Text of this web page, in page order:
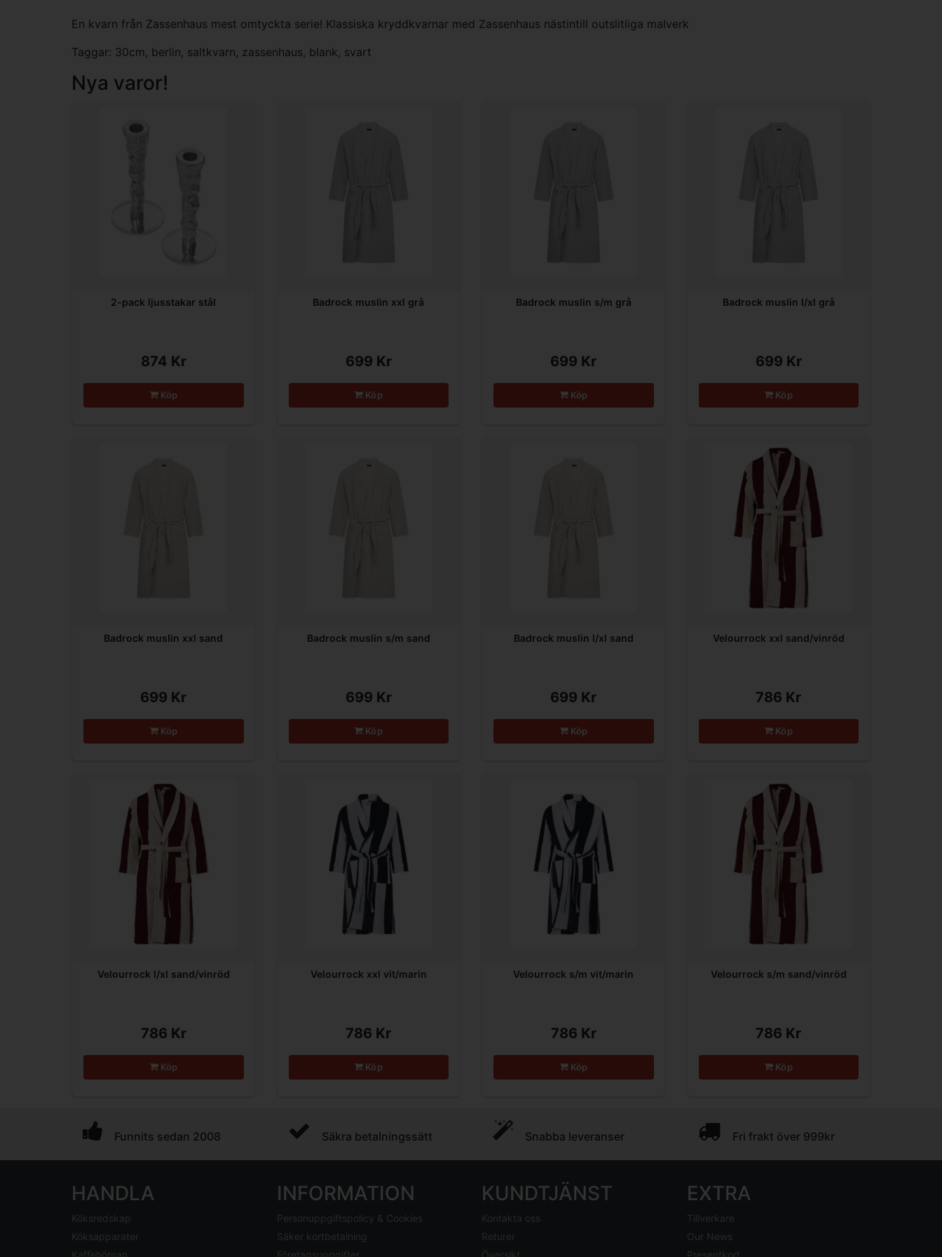
En kvarn från Zassenhaus mest omtyckta serie! Klassiska kryddkvarnar med Zassenhaus nästintill outslitliga malverk
Taggar: 30cm, berlin, saltkvarn, zassenhaus, blank, svart
Nya varor!
2-pack ljusstakar stål
874 Kr
Köp
Badrock muslin xxl grå
699 Kr
Köp
Badrock muslin s/m grå
699 Kr
Köp
Badrock muslin l/xl grå
699 Kr
Köp
Badrock muslin xxl sand
699 Kr
Köp
Badrock muslin s/m sand
699 Kr
Köp
Badrock muslin l/xl sand
699 Kr
Köp
Velourrock xxl sand/vinröd
786 Kr
Köp
Velourrock l/xl sand/vinröd
786 Kr
Köp
Velourrock xxl vit/marin
786 Kr
Köp
Velourrock s/m vit/marin
786 Kr
Köp
Velourrock s/m sand/vinröd
786 Kr
Köp
Funnits sedan 2008 Säkra betalningssätt Snabba leveranser Fri frakt över 999kr
HANDLA
Köksredskap
Köksapparater
Kaffehörnan
INFORMATION
Personuppgiftspolicy & Cookies
Säker kortbetalning
Företagsuppgifter
KUNDTJÄNST
Kontakta oss
Returer
Översikt
EXTRA
Tillverkare
Our News
Presentkort